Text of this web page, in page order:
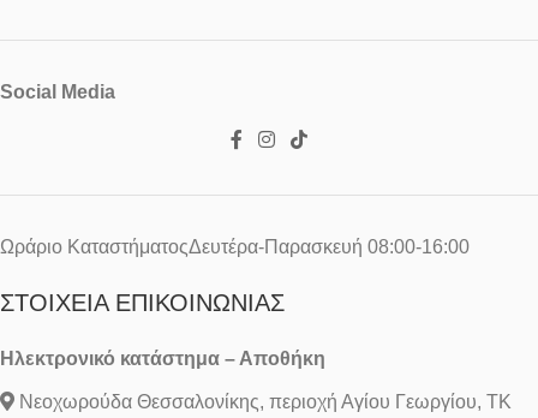
Social Media
Ωράριο ΚαταστήματοςΔευτέρα-Παρασκευή 08:00-16:00
ΣΤΟΙΧΕΊΑ ΕΠΙΚΟΙΝΩΝΊΑΣ
Ηλεκτρονικό κατάστημα – Αποθήκη
Νεοχωρούδα Θεσσαλονίκης, περιοχή Αγίου Γεωργίου, ΤΚ